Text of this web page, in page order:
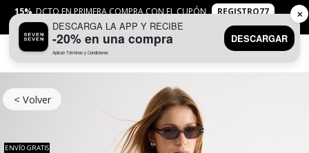
15% DCTO EN PRIMERA COMPRA CON EL CUPÓN
REGISTRO77
APLICANTYC
< Volver
ENVÍO GRATIS
DESCARGA LA APP Y RECIBE
-20% en una compra
Aplican Términos y Condiciones
DESCARGAR
✕